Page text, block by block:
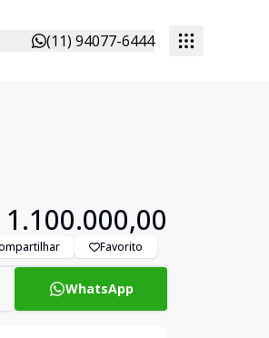
(11) 94077-6444
1.100.000,00
Favorito
WhatsApp